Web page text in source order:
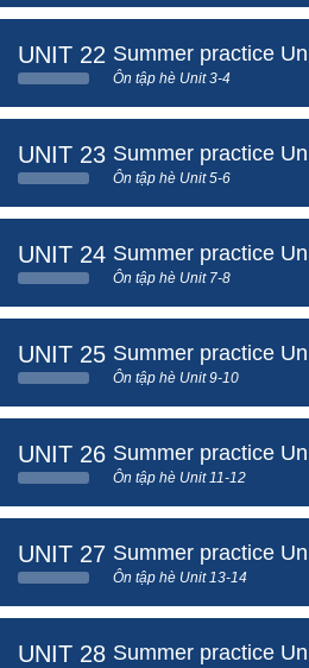
UNIT 22 Summer practice
Ôn tập hè Unit 3-4
UNIT 23 Summer practice
Ôn tập hè Unit 5-6
UNIT 24 Summer practice
Ôn tập hè Unit 7-8
UNIT 25 Summer practice
Ôn tập hè Unit 9-10
UNIT 26 Summer practice
Ôn tập hè Unit 11-12
UNIT 27 Summer practice
Ôn tập hè Unit 13-14
UNIT 28 Summer practice